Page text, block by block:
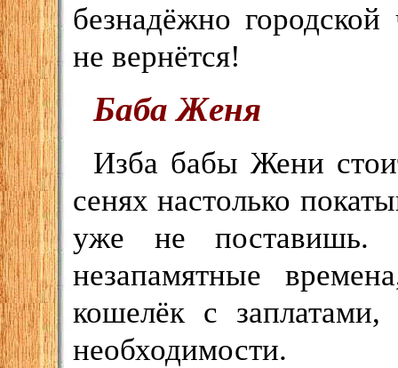
безнадёжно
не вернётся!
Баба Женя
Изба бабы Жени
сенях настолько
уже не поставишь.
незапамятные
кошелёк с
необходимости.